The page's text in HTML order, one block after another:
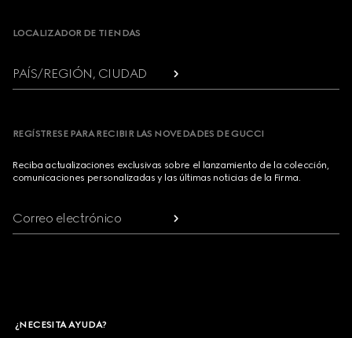
LOCALIZADOR DE TIENDAS
PAÍS/REGIÓN, CIUDAD
REGÍSTRESE PARA RECIBIR LAS NOVEDADES DE GUCCI
Reciba actualizaciones exclusivas sobre el lanzamiento de la colección,
comunicaciones personalizadas y las últimas noticias de la Firma.
Correo electrónico
¿NECESITA AYUDA?